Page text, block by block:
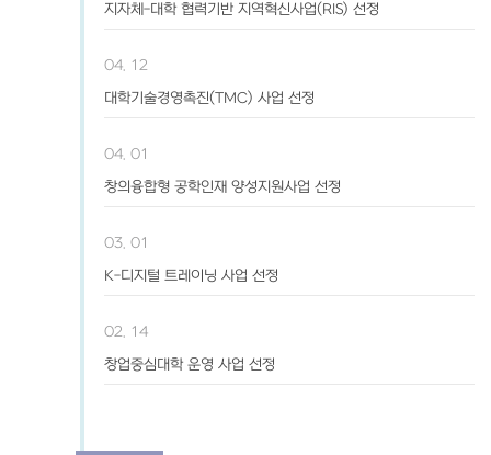
지자체-대학 협력기반 지역혁신사업(RIS) 선정
04. 12
대학기술경영촉진(TMC) 사업 선정
04. 01
창의융합형 공학인재 양성지원사업 선정
03. 01
K-디지털 트레이닝 사업 선정
02. 14
창업중심대학 운영 사업 선정